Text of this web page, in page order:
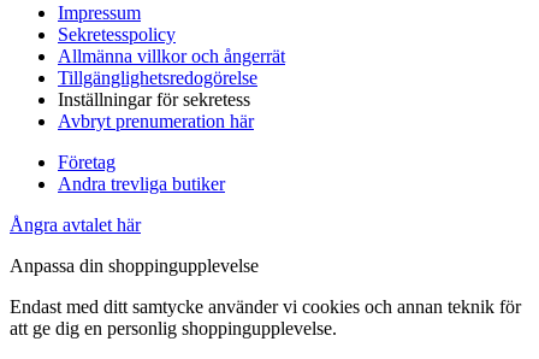
Impressum
Sekretesspolicy
Allmänna villkor och ångerrät
Tillgänglighetsredogörelse
Inställningar för sekretess
Avbryt prenumeration här
Företag
Andra trevliga butiker
Ångra avtalet här
Anpassa din shoppingupplevelse
Endast med ditt samtycke använder vi cookies och annan teknik för
att ge dig en personlig shoppingupplevelse.